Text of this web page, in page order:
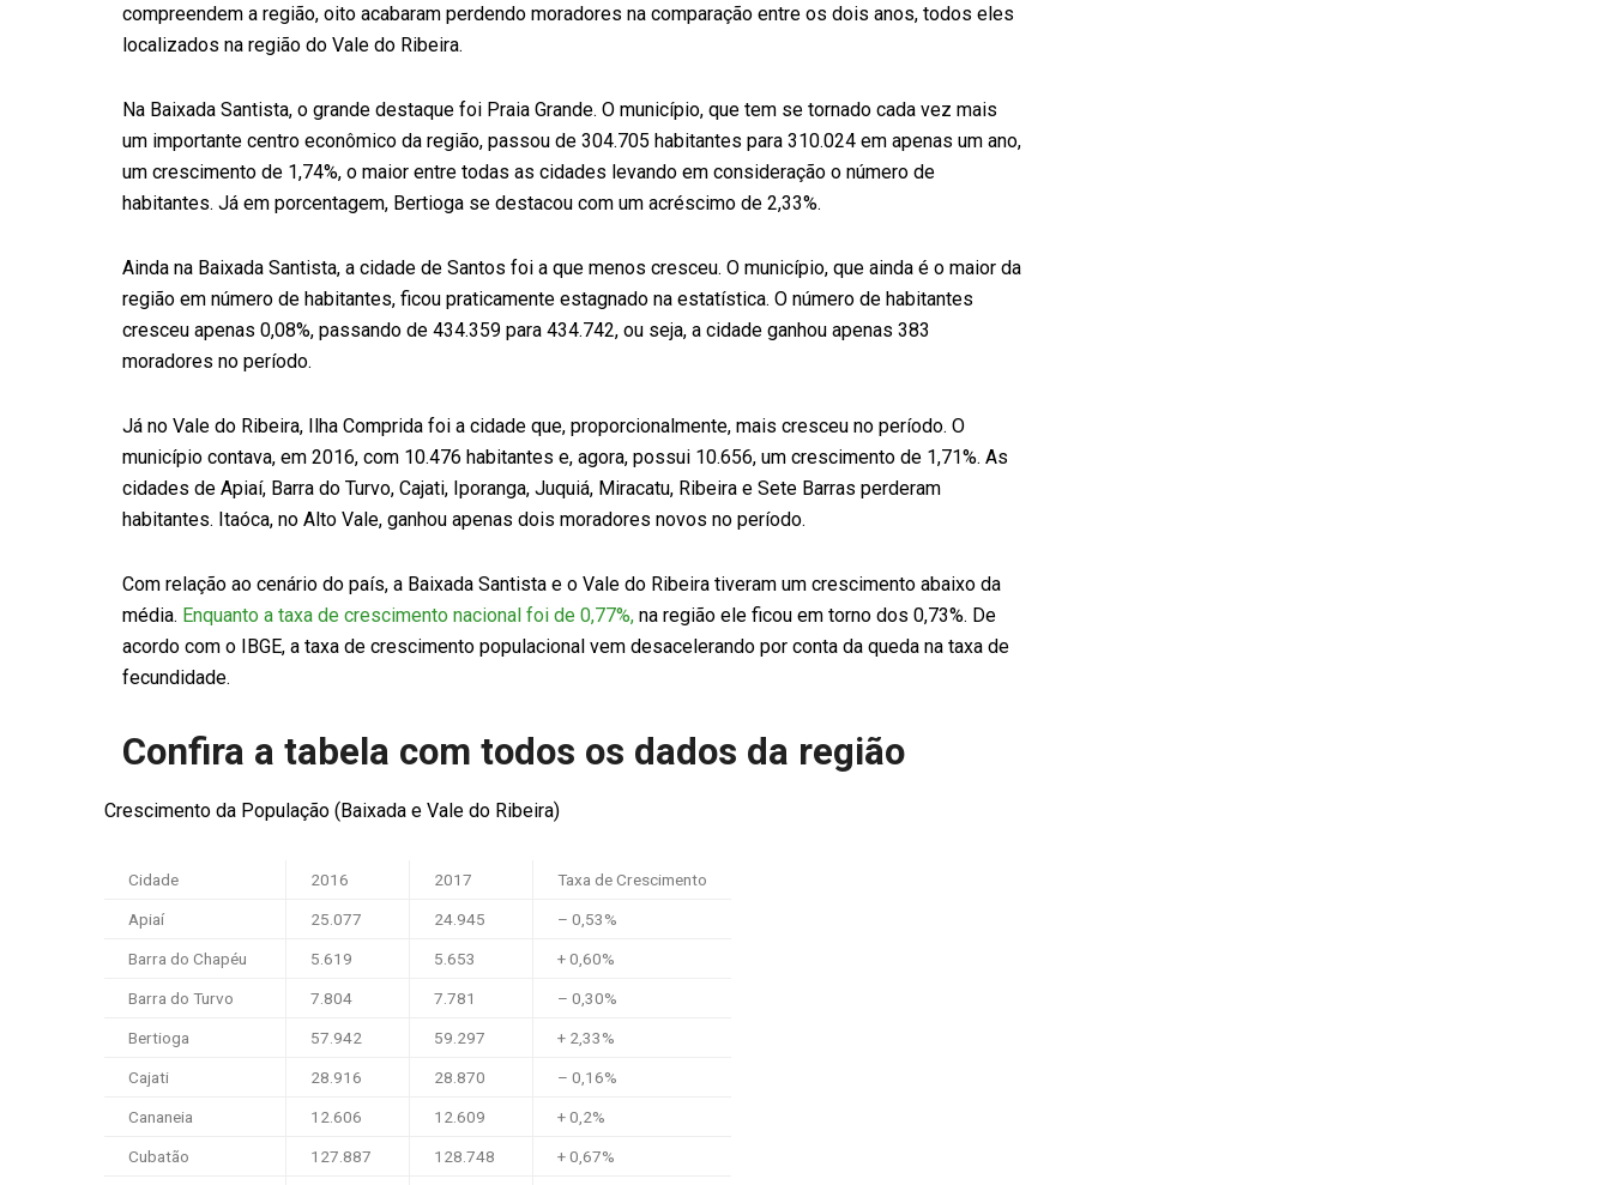
compreendem a região, oito acabaram perdendo moradores na comparação entre os dois anos, todos eles
localizados na região do Vale do Ribeira.
Na Baixada Santista, o grande destaque foi Praia Grande. O município, que tem se tornado cada vez mais
um importante centro econômico da região, passou de 304.705 habitantes para 310.024 em apenas um ano,
um crescimento de 1,74%, o maior entre todas as cidades levando em consideração o número de
habitantes. Já em porcentagem, Bertioga se destacou com um acréscimo de 2,33%.
Ainda na Baixada Santista, a cidade de Santos foi a que menos cresceu. O município, que ainda é o maior da
região em número de habitantes, ficou praticamente estagnado na estatística. O número de habitantes
cresceu apenas 0,08%, passando de 434.359 para 434.742, ou seja, a cidade ganhou apenas 383
moradores no período.
Já no Vale do Ribeira, Ilha Comprida foi a cidade que, proporcionalmente, mais cresceu no período. O
município contava, em 2016, com 10.476 habitantes e, agora, possui 10.656, um crescimento de 1,71%. As
cidades de Apiaí, Barra do Turvo, Cajati, Iporanga, Juquiá, Miracatu, Ribeira e Sete Barras perderam
habitantes. Itaóca, no Alto Vale, ganhou apenas dois moradores novos no período.
Com relação ao cenário do país, a Baixada Santista e o Vale do Ribeira tiveram um crescimento abaixo da
média. Enquanto a taxa de crescimento nacional foi de 0,77%, na região ele ficou em torno dos 0,73%. De
acordo com o IBGE, a taxa de crescimento populacional vem desacelerando por conta da queda na taxa de
fecundidade.
Confira a tabela com todos os dados da região
Crescimento da População (Baixada e Vale do Ribeira)
Cidade 2016 2017 Taxa de Crescimento
Apiaí 25.077 24.945 – 0,53%
Barra do Chapéu 5.619 5.653 + 0,60%
Barra do Turvo 7.804 7.781 – 0,30%
Bertioga 57.942 59.297 + 2,33%
Cajati 28.916 28.870 – 0,16%
Cananeia 12.606 12.609 + 0,2%
Cubatão 127.887 128.748 + 0,67%